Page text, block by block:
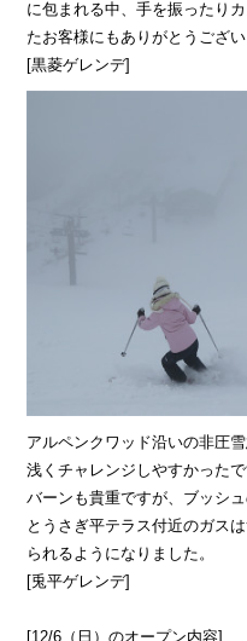
に包まれる中、手を振ったり
たお客様にもありがとうござい
[黒菱ゲレンデ]
アルペンクワッド沿いの非圧
浅くチャレンジしやすかった
バーンも貴重ですが、ブッシ
とうさぎ平テラス付近のガス
られるようになりました。
[兎平ゲレンデ]
[12/6（日）のオープン内容]